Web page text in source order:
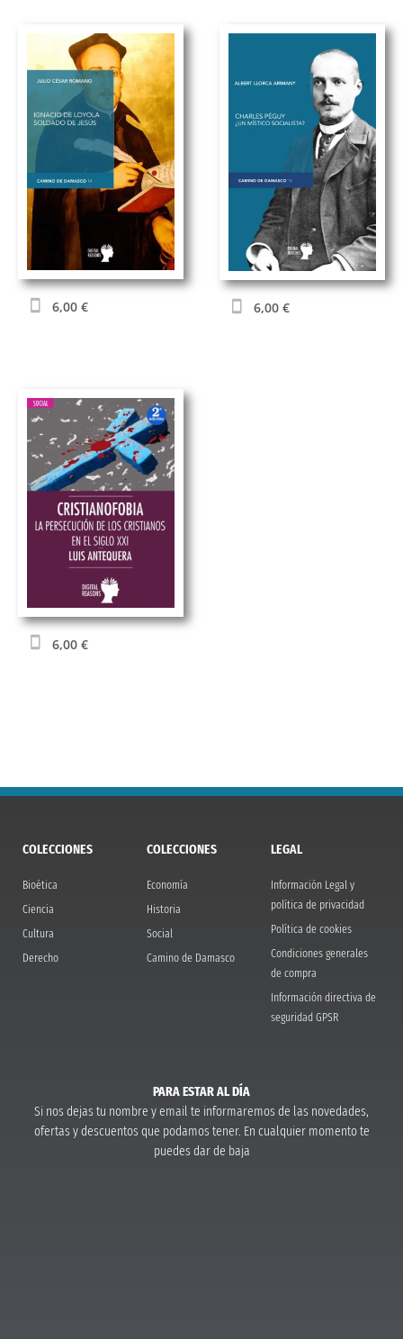
6,00 € 6,00 €
6,00 €
COLECCIONES
Bioética
Ciencia
Cultura
Derecho
COLECCIONES
Economía
Historia
Social
Camino de Damasco
LEGAL
Información Legal y
política de privacidad
Política de cookies
Condiciones generales
de compra
Información directiva de
seguridad GPSR
PARA ESTAR AL DÍA
Si nos dejas tu nombre y email te informaremos de las novedades,
ofertas y descuentos que podamos tener. En cualquier momento te
puedes dar de baja